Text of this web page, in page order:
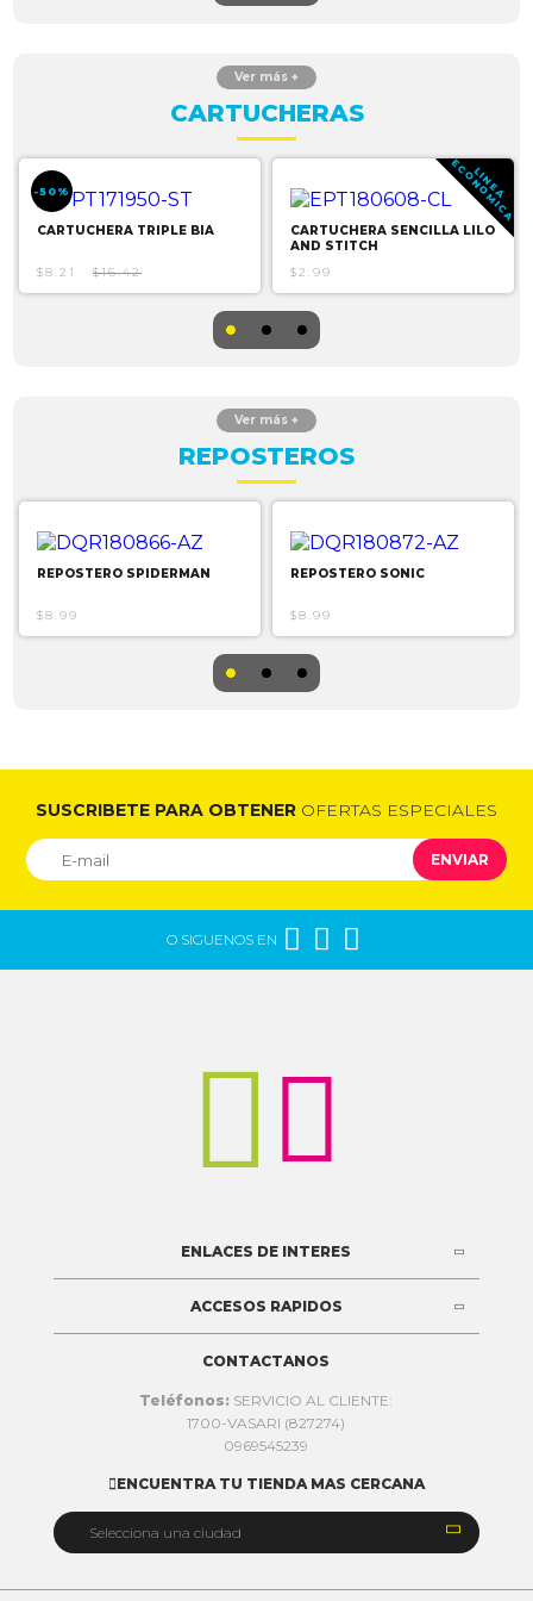
CARTUCHERAS
-50%
CARTUCHERA TRIPLE BIA
$8.21 $16.42
L
I
N
E
A
E
C
O
N
O
M
I
C
A
CARTUCHERA SENCILLA LILO
AND STITCH
$2.99
REPOSTEROS
REPOSTERO SPIDERMAN
$8.99
REPOSTERO SONIC
$8.99
SUSCRIBETE PARA OBTENER OFERTAS ESPECIALES
ENVIAR
O SIGUENOS EN   

ENLACES DE INTERES
ACCESOS RAPIDOS
CONTACTANOS
Teléfonos: SERVICIO AL CLIENTE:
1700-VASARI (827274)
0969545239
ENCUENTRA TU TIENDA MAS CERCANA
Selecciona una ciudad 